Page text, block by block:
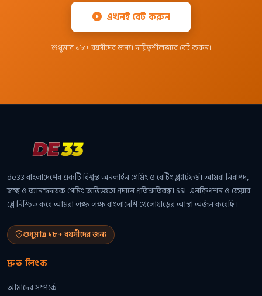
এখনই বেট করুন
শুধুমাত্র ১৮+ বয়সীদের জন্য। দায়িত্বশীলভাবে বেট করুন।
de33 বাংলাদেশের একটি বিশ্বস্ত অনলাইন গেমিং ও বেটিং প্ল্যাটফর্ম। আমরা নিরাপদ,
স্বচ্ছ ও আনন্দদায়ক গেমিং অভিজ্ঞতা প্রদানে প্রতিশ্রুতিবদ্ধ। SSL এনক্রিপশন ও ফেয়ার
প্লে নিশ্চিত করে আমরা লক্ষ লক্ষ বাংলাদেশি খেলোয়াড়ের আস্থা অর্জন করেছি।
শুধুমাত্র ১৮+ বয়সীদের জন্য
দ্রুত লিংক
আমাদের সম্পর্কে